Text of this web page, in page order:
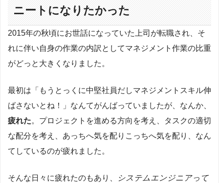
ニートになりたかった
2015年の秋頃にお世話になっていた上司が転職され、そ
れに伴い自身の作業の内訳としてマネジメント作業の比重
がどっと大きくなりました。
最初は「もうとっくに中堅社員だしマネジメントスキル伸
ばさないとね！」なんてがんばっていましたが、なんか、
疲れた。プロジェクトを進める方向を考え、タスクの適切
な配分を考え、あっちへ気を配りこっちへ気を配り、なん
てしているのが疲れました。
そんな日々に疲れたのもあり、
システムエンジニアって